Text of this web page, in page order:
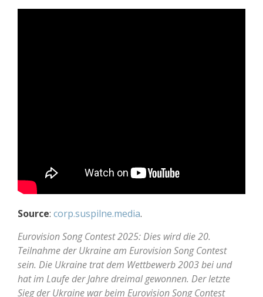
Source: corp.suspilne.media.
Eurovision Song Contest 2025: Dies wird die 20.
Teilnahme der Ukraine am Eurovision Song Contest
sein. Die Ukraine trat dem Wettbewerb 2003 bei und
hat im Laufe der Jahre dreimal gewonnen. Der letzte
Sieg der Ukraine war beim Eurovision Song Contest